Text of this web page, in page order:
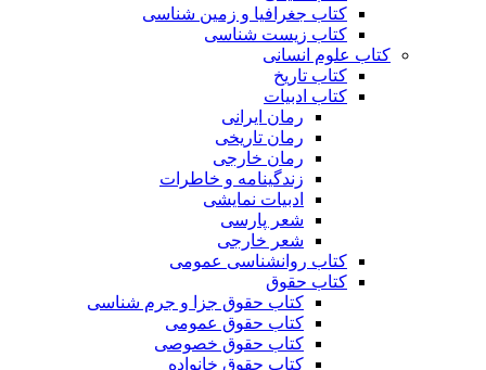
کتاب جغرافیا و زمین شناسی
کتاب زیست شناسی
کتاب علوم انسانی
کتاب تاریخ
کتاب ادبیات
رمان ایرانی
رمان تاریخی
رمان خارجی
زندگینامه و خاطرات
ادبیات نمایشی
شعر پارسی
شعر خارجی
کتاب روانشناسی عمومی
کتاب حقوق
کتاب حقوق جزا و جرم شناسی
کتاب حقوق عمومی
کتاب حقوق خصوصی
کتاب حقوق خانواده